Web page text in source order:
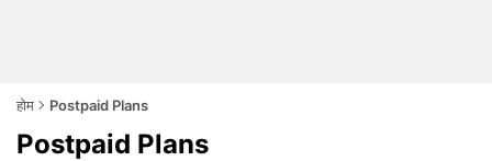
होम Postpaid Plans
Postpaid Plans